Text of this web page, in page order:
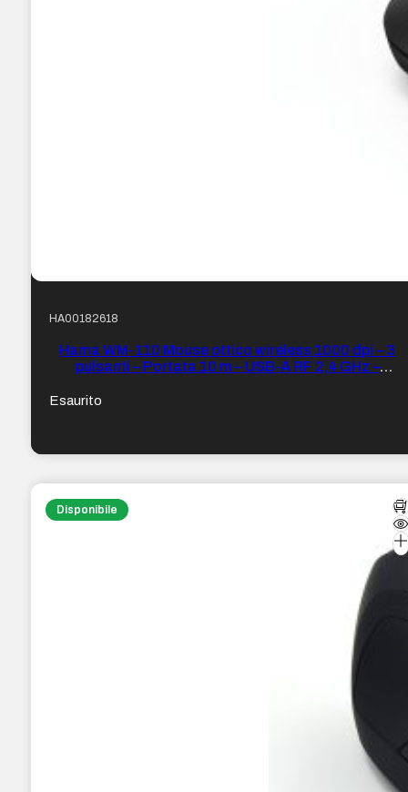
HA00182618
Hama WM-110 Mouse ottico wireless 1000 dpi – 3
pulsanti – Portata 10 m – USB-A RF 2,4 GHz –
Esaurito
Disponibile